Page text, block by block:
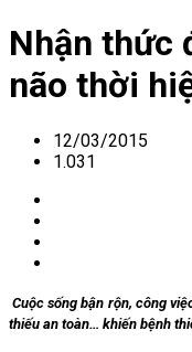
Nhận thức
não thời
12/03/2015
1.031
Cuộc sống bận rộn, công
thiếu an toàn… khiến bệnh